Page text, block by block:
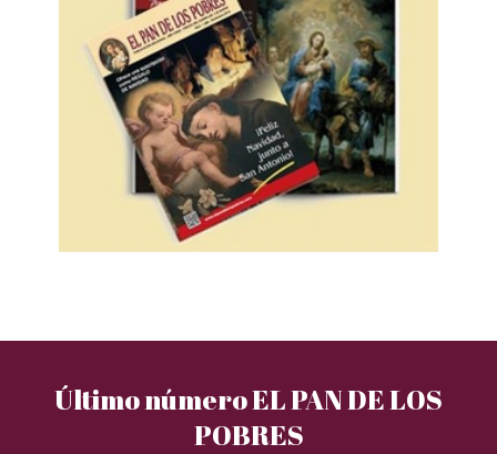
Último número EL PAN DE LOS
POBRES